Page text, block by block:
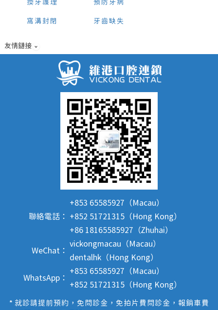
換牙護理
窩溝封閉
預防牙病
牙齒缺失
友情鏈接
聯絡電話：
+853 65585927（Macau）
+852 51721315（Hong Kong）
+86 18165585927（Zhuhai）
WeChat：
vickongmacau（Macau）
dentalhk（Hong Kong）
WhatsApp：
+853 65585927（Macau）
+852 51721315（Hong Kong）
* 就診請提前預約，免問診金，免拍片費問診金，報銷車費